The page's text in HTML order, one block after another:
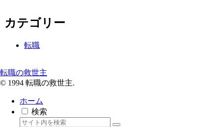
カテゴリー
転職
転職の救世主
© 1994 転職の救世主.
ホーム
検索